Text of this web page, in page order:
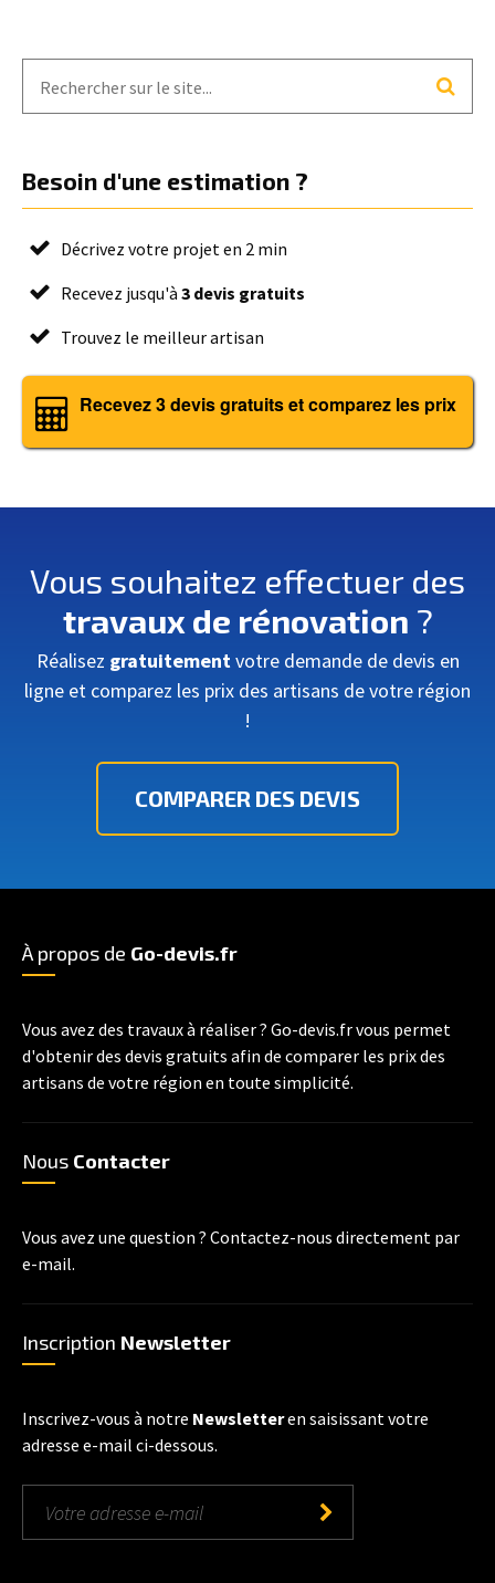
Besoin d'une estimation ?
Décrivez votre projet en 2 min
Recevez jusqu'à 3 devis gratuits
Trouvez le meilleur artisan
Recevez 3 devis gratuits et comparez les prix
Vous souhaitez effectuer des
travaux de rénovation ?
Réalisez gratuitementvotre demande de devis en
ligne et comparez les prix des artisans de votre région
!
COMPARER DES DEVIS
À propos de Go-devis.fr
Vous avez des travaux à réaliser ? Go-devis.fr vous permet
d'obtenir des devis gratuits afin de comparer les prix des
artisans de votre région en toute simplicité.
Nous Contacter
Vous avez une question ? Contactez-nous directement par
e-mail.
Inscription Newsletter
Inscrivez-vous à notre Newsletteren saisissant votre
adresse e-mail ci-dessous.